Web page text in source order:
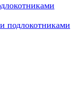
подлокотниками